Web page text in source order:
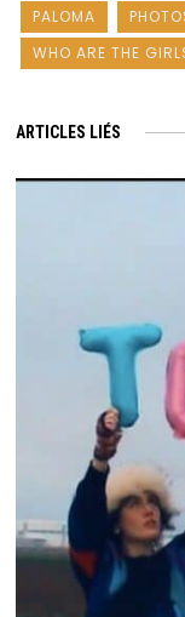
PALOMA
WHO ARE THE
ARTICLES LIÉS